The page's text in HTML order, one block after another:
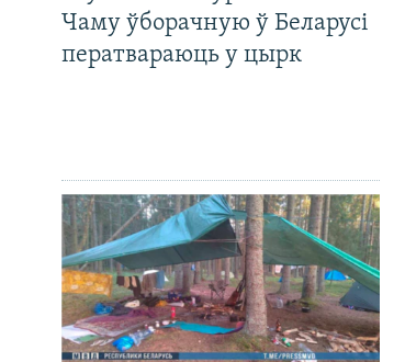
Чаму ўборачную ў Беларусі
ператвараюць у цырк